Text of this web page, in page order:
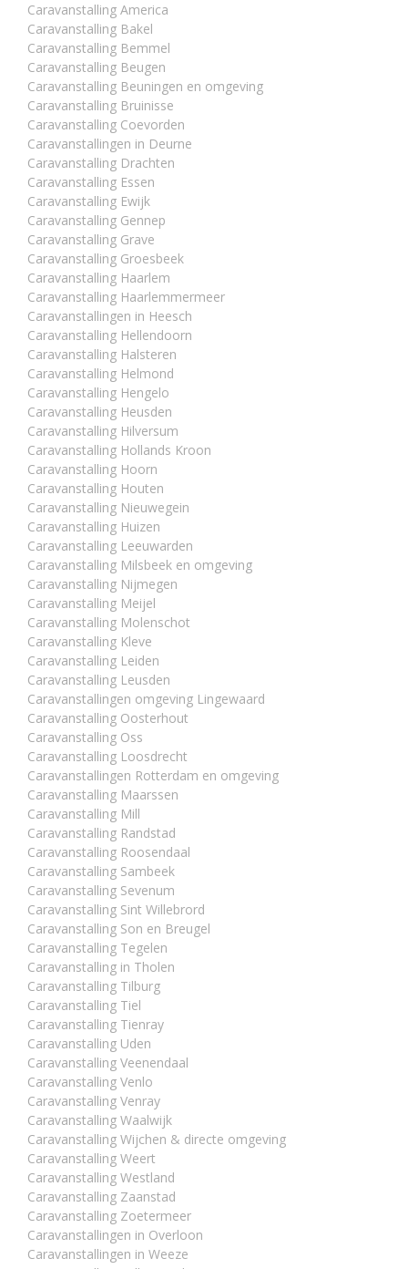
Caravanstalling America
Caravanstalling Bakel
Caravanstalling Bemmel
Caravanstalling Beugen
Caravanstalling Beuningen en omgeving
Caravanstalling Bruinisse
Caravanstalling Coevorden
Caravanstallingen in Deurne
Caravanstalling Drachten
Caravanstalling Essen
Caravanstalling Ewijk
Caravanstalling Gennep
Caravanstalling Grave
Caravanstalling Groesbeek
Caravanstalling Haarlem
Caravanstalling Haarlemmermeer
Caravanstallingen in Heesch
Caravanstalling Hellendoorn
Caravanstalling Halsteren
Caravanstalling Helmond
Caravanstalling Hengelo
Caravanstalling Heusden
Caravanstalling Hilversum
Caravanstalling Hollands Kroon
Caravanstalling Hoorn
Caravanstalling Houten
Caravanstalling Nieuwegein
Caravanstalling Huizen
Caravanstalling Leeuwarden
Caravanstalling Milsbeek en omgeving
Caravanstalling Nijmegen
Caravanstalling Meijel
Caravanstalling Molenschot
Caravanstalling Kleve
Caravanstalling Leiden
Caravanstalling Leusden
Caravanstallingen omgeving Lingewaard
Caravanstalling Oosterhout
Caravanstalling Oss
Caravanstalling Loosdrecht
Caravanstallingen Rotterdam en omgeving
Caravanstalling Maarssen
Caravanstalling Mill
Caravanstalling Randstad
Caravanstalling Roosendaal
Caravanstalling Sambeek
Caravanstalling Sevenum
Caravanstalling Sint Willebrord
Caravanstalling Son en Breugel
Caravanstalling Tegelen
Caravanstalling in Tholen
Caravanstalling Tilburg
Caravanstalling Tiel
Caravanstalling Tienray
Caravanstalling Uden
Caravanstalling Veenendaal
Caravanstalling Venlo
Caravanstalling Venray
Caravanstalling Waalwijk
Caravanstalling Wijchen & directe omgeving
Caravanstalling Weert
Caravanstalling Westland
Caravanstalling Zaanstad
Caravanstalling Zoetermeer
Caravanstallingen in Overloon
Caravanstallingen in Weeze